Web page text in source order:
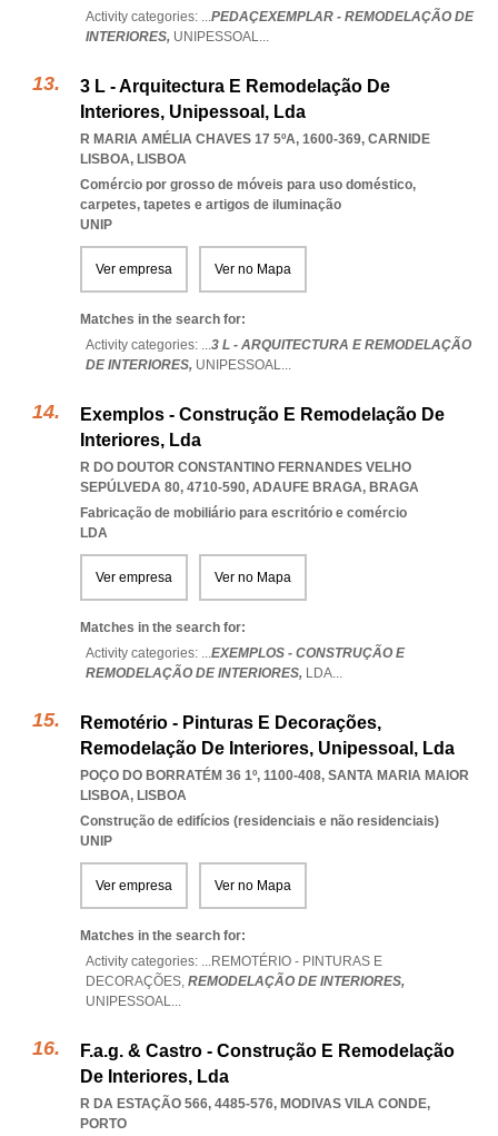
Activity categories: ...PEDAÇEXEMPLAR - REMODELAÇÃO DE
INTERIORES, UNIPESSOAL...
3 L - Arquitectura E Remodelação De
Interiores, Unipessoal, Lda
R MARIA AMÉLIA CHAVES 17 5ºA, 1600-369, CARNIDE
LISBOA, LISBOA
Comércio por grosso de móveis para uso doméstico,
carpetes, tapetes e artigos de iluminação
UNIP
Ver empresa Ver no Mapa
Matches in the search for:
Activity categories: ...3 L - ARQUITECTURA E REMODELAÇÃO
DE INTERIORES, UNIPESSOAL...
Exemplos - Construção E Remodelação De
Interiores, Lda
R DO DOUTOR CONSTANTINO FERNANDES VELHO
SEPÚLVEDA 80, 4710-590, ADAUFE BRAGA, BRAGA
Fabricação de mobiliário para escritório e comércio
LDA
Ver empresa Ver no Mapa
Matches in the search for:
Activity categories: ...EXEMPLOS - CONSTRUÇÃO E
REMODELAÇÃO DE INTERIORES, LDA...
Remotério - Pinturas E Decorações,
Remodelação De Interiores, Unipessoal, Lda
POÇO DO BORRATÉM 36 1º, 1100-408, SANTA MARIA MAIOR
LISBOA, LISBOA
Construção de edifícios (residenciais e não residenciais)
UNIP
Ver empresa Ver no Mapa
Matches in the search for:
Activity categories: ...REMOTÉRIO - PINTURAS E
DECORAÇÕES, REMODELAÇÃO DE INTERIORES,
UNIPESSOAL...
F.a.g. & Castro - Construção E Remodelação
De Interiores, Lda
R DA ESTAÇÃO 566, 4485-576, MODIVAS VILA CONDE,
PORTO